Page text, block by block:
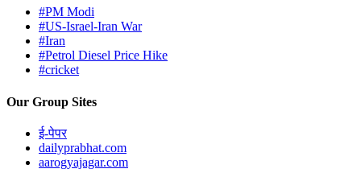
#PM Modi
#US-Israel-Iran War
#Iran
#Petrol Diesel Price Hike
#cricket
Our Group Sites
ई-पेपर
dailyprabhat.com
aarogyajagar.com